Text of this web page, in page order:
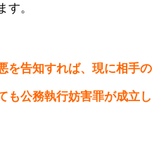
す。
を告知すれば、現に相手の
も公務執行妨害罪が成立し